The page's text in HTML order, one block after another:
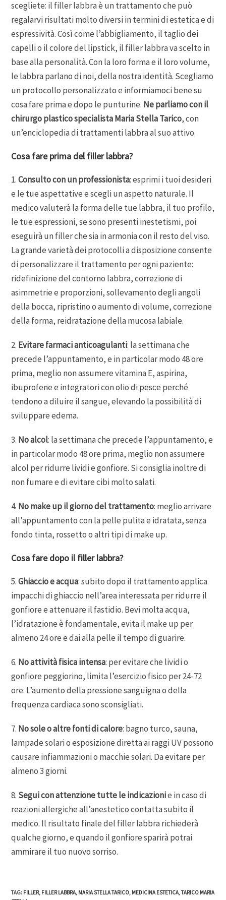
scegliete: il filler labbra è un trattamento che può
regalarvi risultati molto diversi in termini di estetica e di
espressività. Così come l’abbigliamento, il taglio dei
capelli o il colore del lipstick, il filler labbra va scelto in
base alla personalità. Con la loro forma e il loro volume,
le labbra parlano di noi, della nostra identità. Scegliamo
un protocollo personalizzato e informiamoci bene su
cosa fare prima e dopo le punturine. Ne parliamo con il
chirurgo plastico specialista Maria Stella Tarico, con
un’enciclopedia di trattamenti labbra al suo attivo.
Cosa fare prima del filler labbra?
1.Consulto con un professionista: esprimi i tuoi desideri
e le tue aspettative e scegli un aspetto naturale. Il
medico valuterà la forma delle tue labbra, il tuo profilo,
le tue espressioni, se sono presenti inestetismi, poi
eseguirà un filler che sia in armonia con il resto del viso.
La grande varietà dei protocolli a disposizione consente
di personalizzare il trattamento per ogni paziente:
ridefinizione del contorno labbra, correzione di
asimmetrie e proporzioni, sollevamento degli angoli
della bocca, ripristino o aumento di volume, correzione
della forma, reidratazione della mucosa labiale.
2. Evitare farmaci anticoagulanti: la settimana che
precede l’appuntamento, e in particolar modo 48 ore
prima, meglio non assumere vitamina E, aspirina,
ibuprofene e integratori con olio di pesce perché
tendono a diluire il sangue, elevando la possibilità di
sviluppare edema.
3. No alcol: la settimana che precede l’appuntamento, e
in particolar modo 48 ore prima, meglio non assumere
alcol per ridurre lividi e gonfiore. Si consiglia inoltre di
non fumare e di evitare cibi molto salati.
4. No make up il giorno del trattamento: meglio arrivare
all’appuntamento con la pelle pulita e idratata, senza
fondo tinta, rossetto o altri tipi di make up.
Cosa fare dopo il filler labbra?
5.Ghiaccio e acqua: subito dopo il trattamento applica
impacchi di ghiaccio nell’area interessata per ridurre il
gonfiore e attenuare il fastidio. Bevi molta acqua,
l’idratazione è fondamentale, evita il make up per
almeno 24 ore e dai alla pelle il tempo di guarire.
6. No attività fisica intensa: per evitare che lividi o
gonfiore peggiorino, limita l’esercizio fisico per 24-72
ore. L’aumento della pressione sanguigna o della
frequenza cardiaca sono sconsigliati.
7. No sole o altre fonti di calore: bagno turco, sauna,
lampade solari o esposizione diretta ai raggi UV possono
causare infiammazioni o macchie solari. Da evitare per
almeno 3 giorni.
8. Segui con attenzione tutte le indicazionie in caso di
reazioni allergiche all’anestetico contatta subito il
medico. Il risultato finale del filler labbra richiederà
qualche giorno, e quando il gonfiore sparirà potrai
ammirare il tuo nuovo sorriso.
TAG: FILLER, FILLER LABBRA, MARIA STELLA TARICO, MEDICINA ESTETICA,TARICO MARIA